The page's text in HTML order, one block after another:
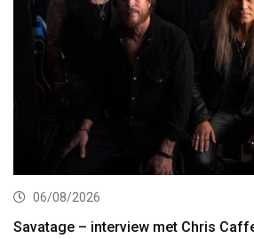
06/08/2026
Savatage – interview met Chris